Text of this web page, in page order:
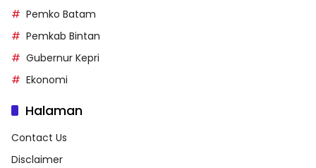
Pemko Batam
Pemkab Bintan
Gubernur Kepri
Ekonomi
Halaman
Contact Us
Disclaimer